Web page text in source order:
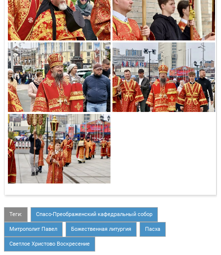
Теги: Спасо-Преображенский кафедральный собор
Митрополит Павел Божественная литургия Пасха
Светлое Христово Воскресение